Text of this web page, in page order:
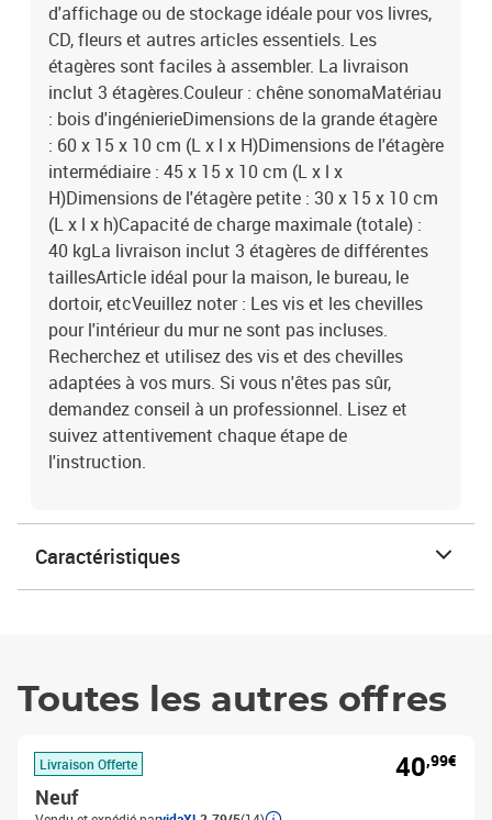
d'affichage ou de stockage idéale pour vos livres,
CD, fleurs et autres articles essentiels. Les
étagères sont faciles à assembler. La livraison
inclut 3 étagères.Couleur : chêne sonomaMatériau
: bois d'ingénierieDimensions de la grande étagère
: 60 x 15 x 10 cm (L x l x H)Dimensions de l'étagère
intermédiaire : 45 x 15 x 10 cm (L x l x
H)Dimensions de l'étagère petite : 30 x 15 x 10 cm
(L x l x h)Capacité de charge maximale (totale) :
40 kgLa livraison inclut 3 étagères de différentes
taillesArticle idéal pour la maison, le bureau, le
dortoir, etcVeuillez noter : Les vis et les chevilles
pour l'intérieur du mur ne sont pas incluses.
Recherchez et utilisez des vis et des chevilles
adaptées à vos murs. Si vous n'êtes pas sûr,
demandez conseil à un professionnel. Lisez et
suivez attentivement chaque étape de
l'instruction.
Caractéristiques
Toutes les autres offres
Livraison Offerte
Neuf
40,99€